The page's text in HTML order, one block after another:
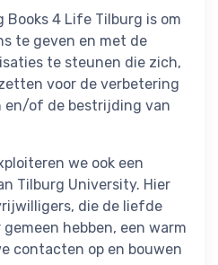
Books 4 Life Tilburg is om
te geven en met de
te steunen die zich,
voor de verbetering
en/of de bestrijding van
we ook een
Tilburg University. Hier
die de liefde
hebben, een warm
contacten op en bouwen